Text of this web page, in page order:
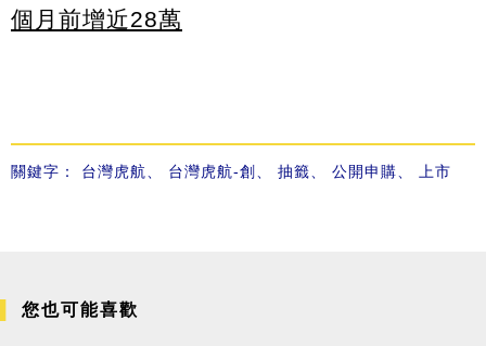
個月前增近28萬
關鍵字： 台灣虎航 台灣虎航-創 抽籤 公開申購 上市
您也可能喜歡